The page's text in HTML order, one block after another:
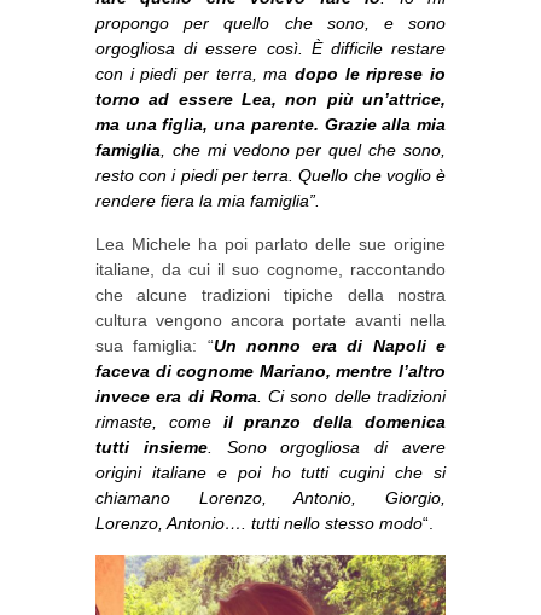
propongo per quello che sono, e sono
orgogliosa di essere così. Èdifficile restare
con i piedi per terra, ma dopo le riprese io
torno ad essere Lea, non più un’attrice,
ma una figlia, una parente. Grazie alla mia
famiglia , che mi vedono per quel che sono,
resto con i piedi per terra. Quello che voglio è
rendere fiera la mia famiglia”.
Lea Michele ha poi parlato delle sue origine
italiane, da cui il suo cognome, raccontando
che alcune tradizioni tipiche della nostra
cultura vengono ancora portate avanti nella
sua famiglia: “Un nonno era di Napoli e
faceva di cognome Mariano, mentre l’altro
invece era di Roma . Ci sono delle tradizioni
rimaste, come il pranzo della domenica
tutti insieme. Sono orgogliosa di avere
origini italiane e poi ho tutti cugini che si
chiamano Lorenzo, Antonio, Giorgio,
Lorenzo, Antonio…. tutti nello stesso modo“.